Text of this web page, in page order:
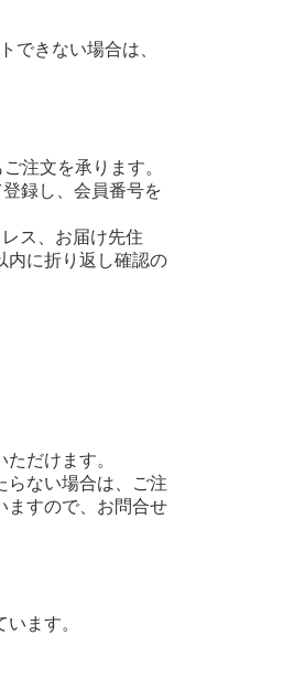
できない場合は、
注文を承ります。
録し、会員番号を
ス、お届け先住
内に折り返し確認の
だけます。
らない場合は、ご注
ますので、お問合せ
ます。